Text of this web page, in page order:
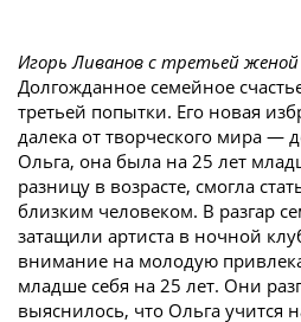
Игорь Ливанов с третьей
Долгожданное семейное
третьей попытки. Его новая
далека от творческого мира —
Ольга, она была на 25 лет
разницу в возрасте, смогла
близким человеком. В разгар
затащили артиста в ночной
внимание на молодую
младше себя на 25 лет. Они
выяснилось, что Ольга учится